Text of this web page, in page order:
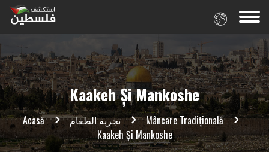
Kaakeh Și Mankoshe
Acasă تجربة الطعام
Mâncare Tradițională
Kaakeh Și Mankoshe